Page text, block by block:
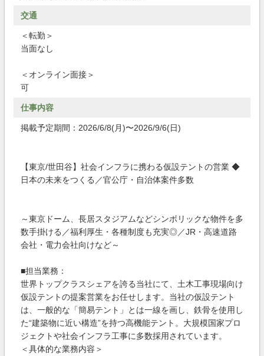
交通
＜転勤＞
当面なし
＜オンライン面接＞
可
仕事内容
掲載予定期間：2026/6/8(月)〜2026/9/6(日)
【東京/世田谷】社会インフラに携わる仮設テントの営業 ◆
日本の未来をつくる／官公庁・自治体案件多数
～東京ドーム、長居スタジアムなどシンボリックな物件を多
数手掛ける／福利厚生・各種制度も充実◎／JR・高速道路
会社・電力会社向けなど～
■担当業務：
世界トップクラスシェアを誇る当社にて、土木工事現場向け
仮設テントの提案営業をお任せします。当社の仮設テント
は、一般的な「簡易テント」とは一線を画し、鉄骨を使用し
た“建築物に近い構造”を持つ高機能テント。大規模国家プロ
ジェクトや社会インフラ工事に多数採用されています。
＜具体的な業務内容＞